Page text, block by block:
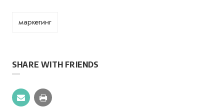
маркетинг
SHARE WITH FRIENDS